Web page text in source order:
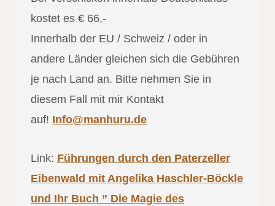
kostet es € 66,-
Innerhalb der EU / Schweiz / oder in
andere Länder gleichen sich die Gebühren
je nach Land an. Bitte nehmen Sie in
diesem Fall mit mir Kontakt
auf! Info@manhuru.de
Link: Führungen durch den Paterzeller
Eibenwald mit Angelika Haschler-Böckle
und Ihr Buch ” Die Magie des